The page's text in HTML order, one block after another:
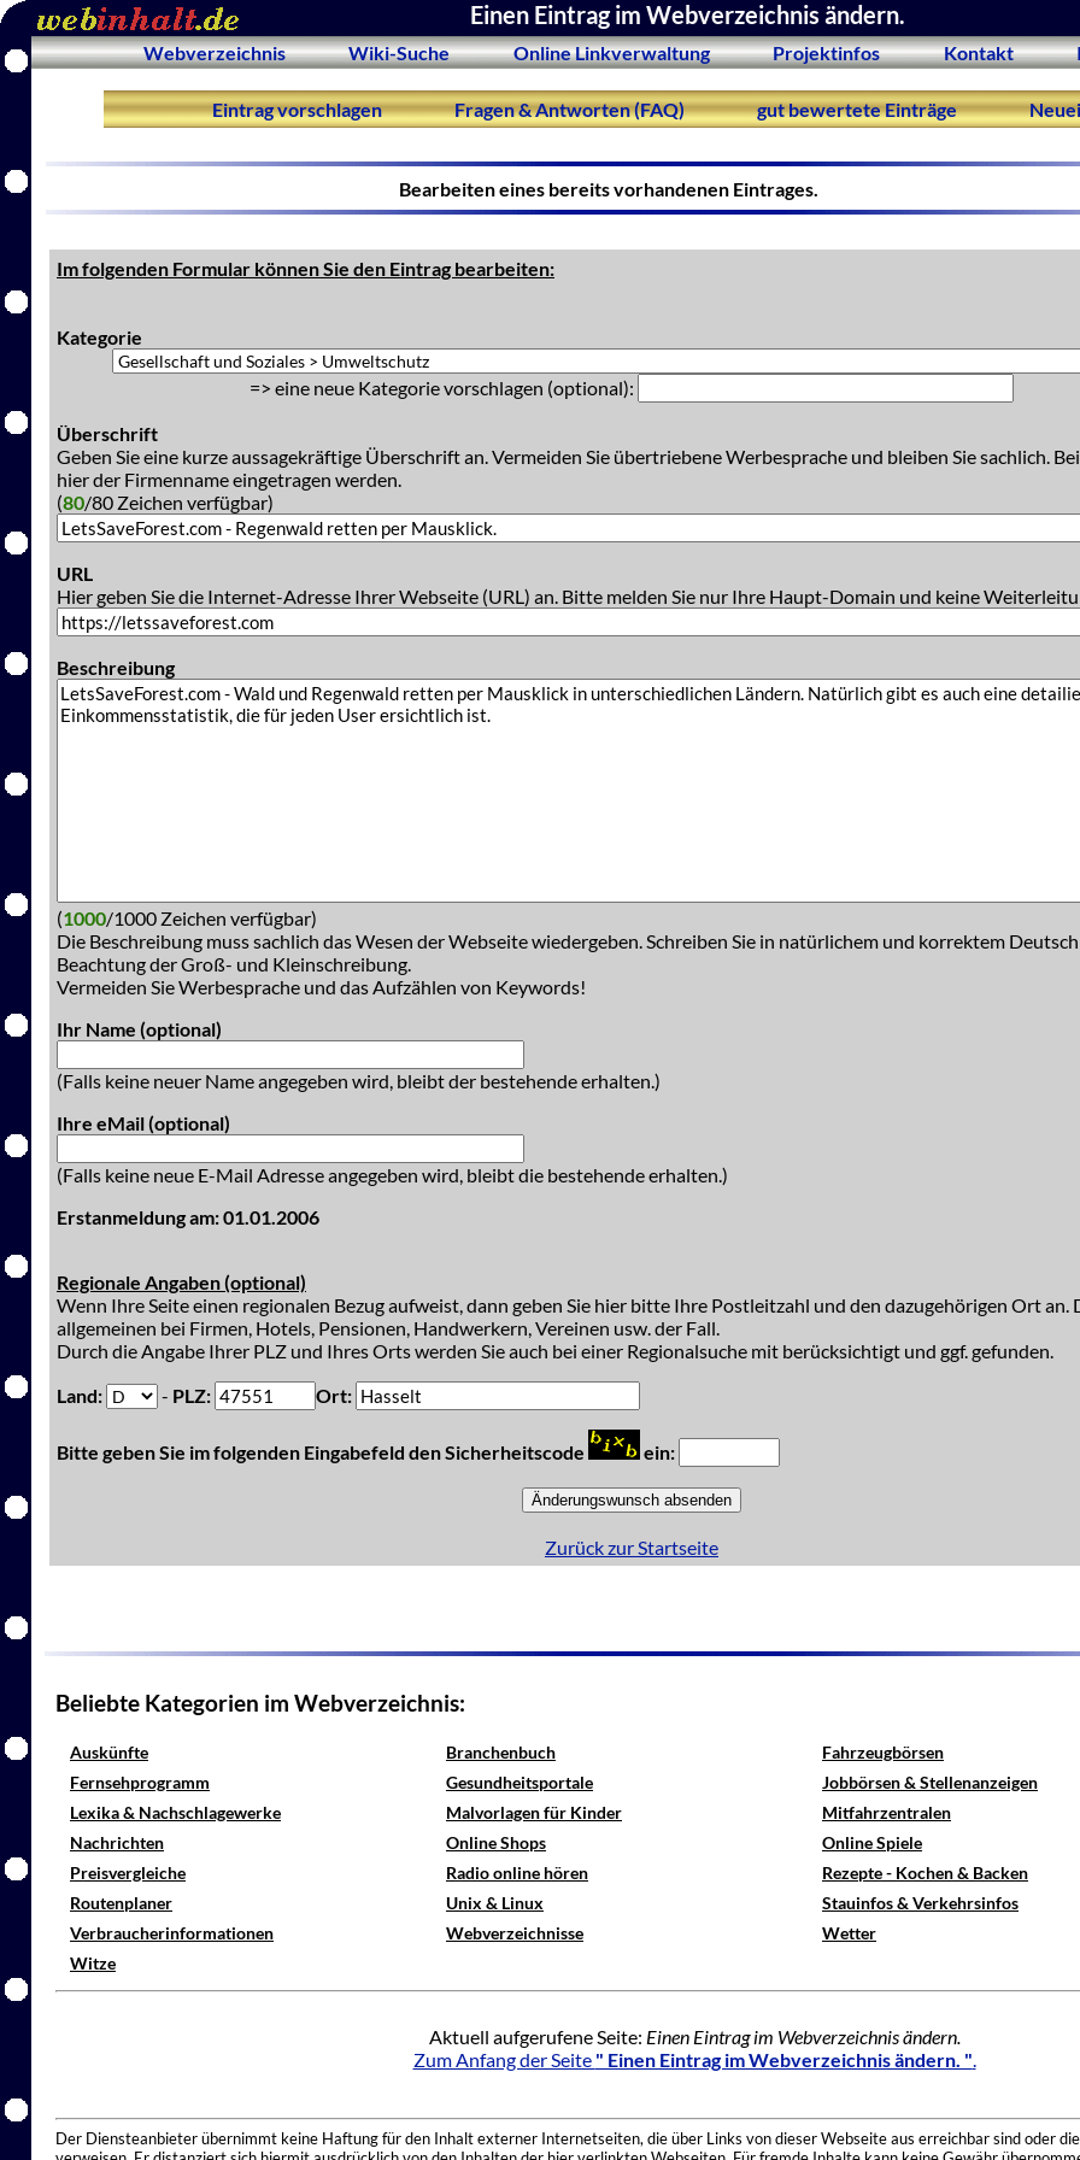
Einen Eintrag im Webverzeichnis ändern.
Webverzeichnis Wiki-Suche Online Linkverwaltung Projektinfos Kontakt
Eintrag vorschlagen Fragen & Antworten (FAQ) gut bewertete Einträge
Bearbeiten eines bereits vorhandenen Eintrages.
Im folgenden Formular können Sie den Eintrag bearbeiten:
Kategorie
=> eine neue Kategorie vorschlagen (optional):
Überschrift
Geben Sie eine kurze aussagekräftige Überschrift an. Vermeiden Sie übertriebene Werbesprache und bleiben Sie sachlich.
hier der Firmenname eingetragen werden.
(80/80 Zeichen verfügbar)
URL
Hier geben Sie die Internet-Adresse Ihrer Webseite (URL) an. Bitte melden Sie nur Ihre Haupt-Domain und keine
Beschreibung
(1000/1000 Zeichen verfügbar)
Die Beschreibung muss sachlich das Wesen der Webseite wiedergeben. Schreiben Sie in natürlichem und korrektem
Beachtung der Groß- und Kleinschreibung.
Vermeiden Sie Werbesprache und das Aufzählen von Keywords!
Ihr Name (optional)
(Falls keine neuer Name angegeben wird, bleibt der bestehende erhalten.)
Ihre eMail (optional)
(Falls keine neue E-Mail Adresse angegeben wird, bleibt die bestehende erhalten.)
Erstanmeldung am: 01.01.2006
Regionale Angaben (optional)
Wenn Ihre Seite einen regionalen Bezug aufweist, dann geben Sie hier bitte Ihre Postleitzahl und den dazugehörigen Ort an.
allgemeinen bei Firmen, Hotels, Pensionen, Handwerkern, Vereinen usw. der Fall.
Durch die Angabe Ihrer PLZ und Ihres Orts werden Sie auch bei einer Regionalsuche mit berücksichtigt und ggf. gefunden.
Land:
- PLZ: Ort:
Bitte geben Sie im folgenden Eingabefeld den Sicherheitscode ein:
Zurück zur Startseite
Beliebte Kategorien im Webverzeichnis:
Auskünfte Branchenbuch
Fahrzeugbörsen
Fernsehprogramm
Gesundheitsportale
Jobbörsen & Stellenanzeigen
Lexika & Nachschlagewerke
Malvorlagen für Kinder
Mitfahrzentralen
Nachrichten
Online Shops
Online Spiele
Preisvergleiche
Radio online hören
Rezepte - Kochen & Backen
Routenplaner
Unix & Linux
Stauinfos & Verkehrsinfos
Verbraucherinformationen
Webverzeichnisse
Wetter
Witze
Aktuell aufgerufene Seite: Einen Eintrag im Webverzeichnis ändern.
Zum Anfang der Seite " Einen Eintrag im Webverzeichnis ändern. ".
Der Diensteanbieter übernimmt keine Haftung für den Inhalt externer Internetseiten, die über Links von dieser Webseite aus erreichbar sind oder